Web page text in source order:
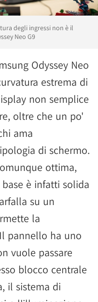
degli ingressi non è il
Neo G9
Odyssey Neo
estrema di
non semplice
oltre che un po'
ama
di schermo.
ottima,
è infatti solida
su un
la
pannello ha uno
vuole passare
blocco centrale
il sistema di